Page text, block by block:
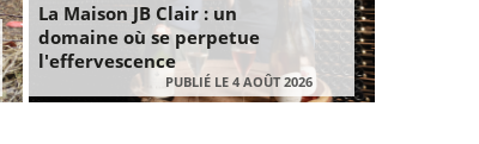
La Maison JB Clair : un
domaine où se perpetue
l'effervescence
PUBLIÉ LE 4 AOÛT 2026